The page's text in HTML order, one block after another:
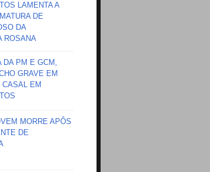
LAMENTA A
DE
DA
ROSANA
DA PM E GCM,
GRAVE EM
CASAL EM
MORRE APÔS
DE